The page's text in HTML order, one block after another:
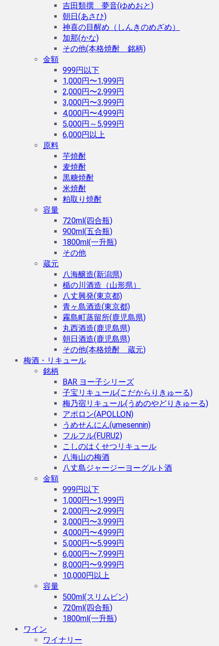
吉田類撰 夢音(ゆめおと)
朝日(あさひ)
神喜の目醒め（しんきのめざめ）
加那(かな)
その他(本格焼酎 銘柄)
金額
999円以下
1,000円〜1,999円
2,000円〜2,999円
3,000円〜3,999円
4,000円〜4,999円
5,000円～5,999円
6,000円以上
原料
芋焼酎
麦焼酎
黒糖焼酎
米焼酎
粕取り焼酎
容量
720ml(四合瓶)
900ml(五合瓶)
1800ml(一升瓶)
その他
蔵元
八海醸造(新潟県)
楯の川酒造（山形県）
八丈興発(東京都)
青ヶ島酒造(東京都)
霧島町蒸留所(鹿児島県)
丸西酒造(鹿児島県)
朝日酒造(鹿児島県)
その他(本格焼酎 蔵元)
梅酒・リキュール
銘柄
BAR ヨー子シリーズ
子宝リキュール(こだからりきゅーる)
梅乃宿リキュール(うめのやどりきゅーる)
アポロン(APOLLON)
うめせんにん(umesennin)
フルフル(FURU2)
こしのはくせつリキュール
八海山の梅酒
八丈島ジャージーヨーグルト酒
金額
999円以下
1,000円〜1,999円
2,000円〜2,999円
3,000円〜3,999円
4,000円〜4,999円
5,000円〜5,999円
6,000円〜7,999円
8,000円〜9,999円
10,000円以上
容量
500ml(スリムビン)
720ml(四合瓶)
1800ml(一升瓶)
ワイン
ワイナリー